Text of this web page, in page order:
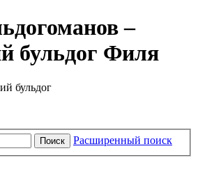
–
бульдог Филя
бульдог
Поиск Расширенный поиск